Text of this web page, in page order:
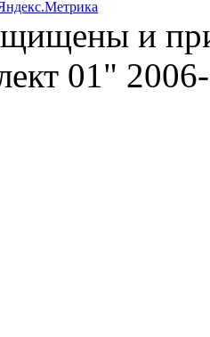
и
01" 2006-